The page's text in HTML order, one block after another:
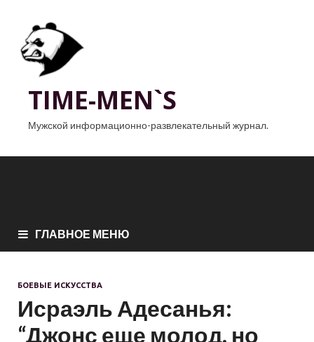
TIME-MEN`S
Мужской информационно-развлекательный журнал.
ГЛАВНОЕ МЕНЮ
БОЕВЫЕ ИСКУССТВА
Исраэль Адесанья:
“Джонс еще молод, но